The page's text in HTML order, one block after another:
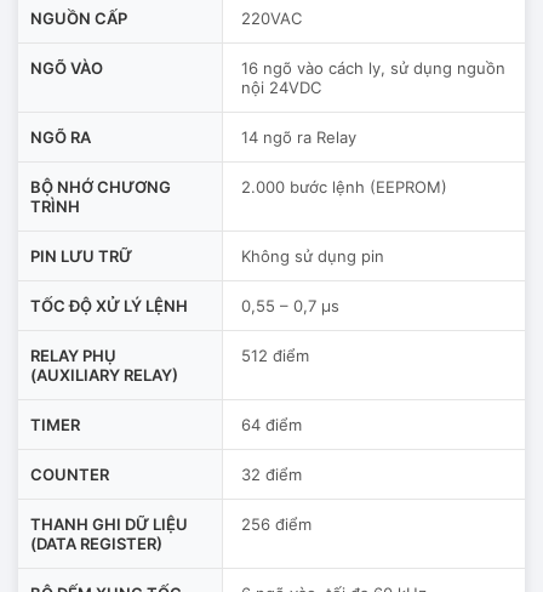
NGUỒN CẤP 220VAC
NGÕ VÀO
16 ngõ vào cách ly, sử dụng nguồn
nội 24VDC
NGÕ RA 14 ngõ ra Relay
BỘ NHỚ CHƯƠNG
TRÌNH
2.000 bước lệnh (EEPROM)
PIN LƯU TRỮ Không sử dụng pin
TỐC ĐỘ XỬ LÝ LỆNH 0,55 – 0,7 µs
RELAY PHỤ
(AUXILIARY RELAY)
512 điểm
TIMER 64 điểm
COUNTER 32 điểm
THANH GHI DỮ LIỆU
(DATA REGISTER)
256 điểm